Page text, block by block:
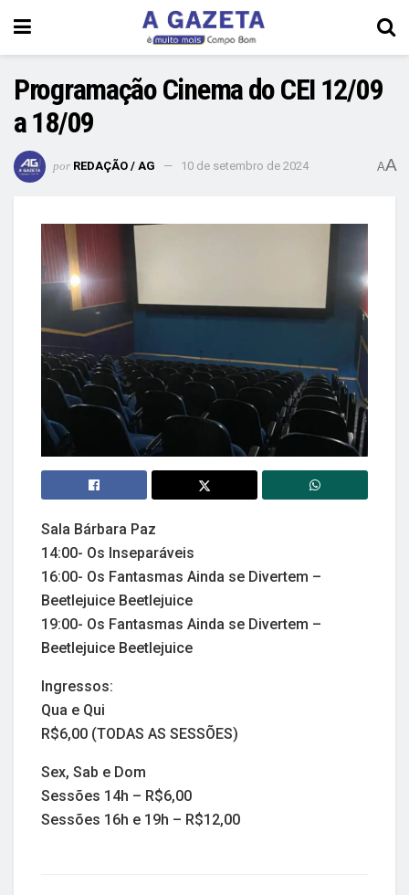
Programação Cinema do CEI 12/09
a 18/09
por REDAÇÃO / AG 10 de setembro de 2024 AA
Sala Bárbara Paz
14:00- Os Inseparáveis
16:00- Os Fantasmas Ainda se Divertem –
Beetlejuice Beetlejuice
19:00- Os Fantasmas Ainda se Divertem –
Beetlejuice Beetlejuice
Ingressos:
Qua e Qui
R$6,00 (TODAS AS SESSÕES)
Sex, Sab e Dom
Sessões 14h – R$6,00
Sessões 16h e 19h – R$12,00